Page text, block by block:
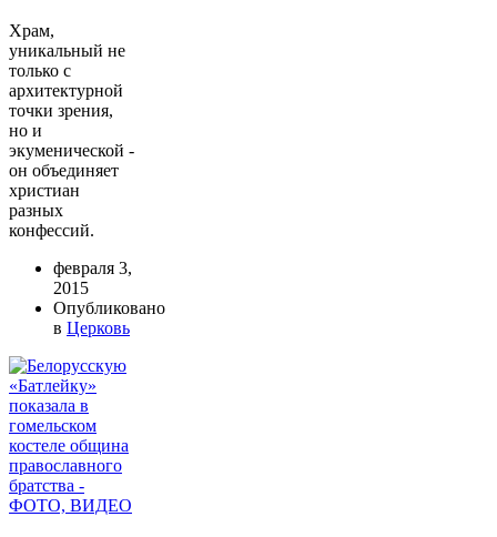
Храм,
уникальный не
только с
архитектурной
точки зрения,
но и
экуменической -
он объединяет
христиан
разных
конфессий.
февраля 3,
2015
Опубликовано
в Церковь